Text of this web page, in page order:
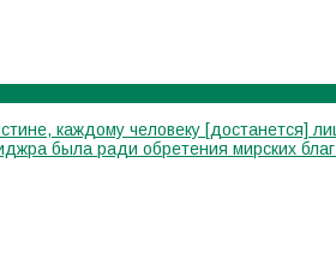
каждому человеку [достанется]
была ради обретения мирских